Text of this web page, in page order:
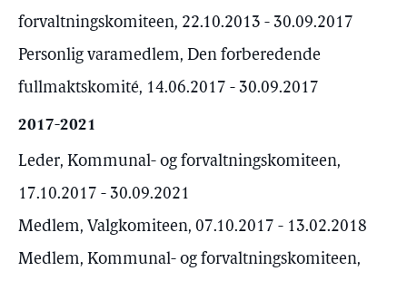
forvaltningskomiteen, 22.10.2013 - 30.09.2017
Personlig varamedlem, Den forberedende
fullmaktskomité, 14.06.2017 - 30.09.2017
2017-2021
Leder, Kommunal- og forvaltningskomiteen,
17.10.2017 - 30.09.2021
Medlem, Valgkomiteen, 07.10.2017 - 13.02.2018
Medlem, Kommunal- og forvaltningskomiteen,